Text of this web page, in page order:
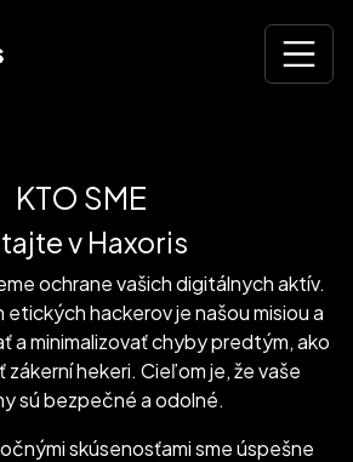
Tím Etických
KTO SME
v Haxoris
ochrane vašich digitálnych aktív.
etických hackerov je našou misiou a
a minimalizovať chyby predtým, ako
zákerní hekeri. Cieľom je, že vaše
sú bezpečné a odolné.
skúsenosťami sme úspešne